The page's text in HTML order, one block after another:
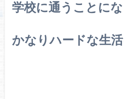
学校に通うことに
かなりハードな生活